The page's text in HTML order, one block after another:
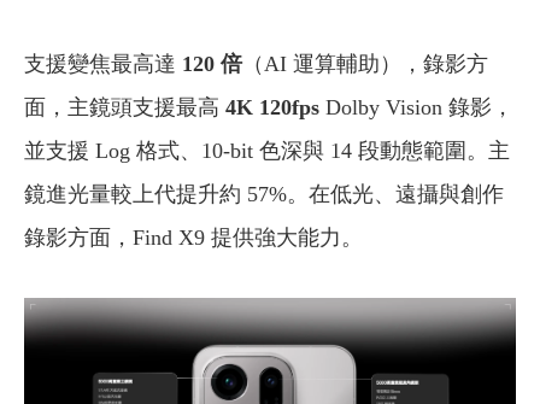
支援變焦最高達 120 倍（AI 運算輔助），錄影方
面，主鏡頭支援最高 4K 120fps Dolby Vision 錄影，
並支援 Log 格式、10-bit 色深與 14 段動態範圍。主
鏡進光量較上代提升約 57%。在低光、遠攝與創作
錄影方面，Find X9 提供強大能力。